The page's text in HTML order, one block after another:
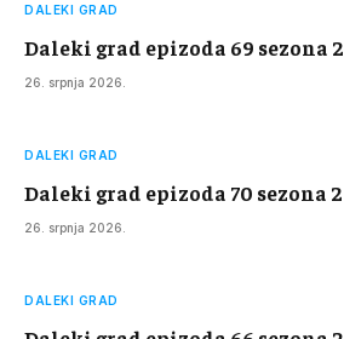
DALEKI GRAD
Daleki grad epizoda 69 sezona 2
26. srpnja 2026.
DALEKI GRAD
Daleki grad epizoda 70 sezona 2
26. srpnja 2026.
DALEKI GRAD